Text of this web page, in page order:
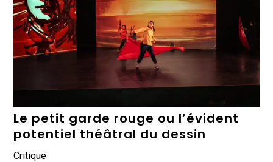
Le petit garde rouge ou l’évident
potentiel théâtral du dessin
Critique